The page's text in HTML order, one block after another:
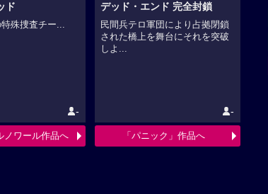
ド
殊捜査チー...
-
ノワール作品へ
デッド・エンド 完全封鎖
民間兵テロ軍団により占拠閉鎖
された橋上を舞台にそれを突破
しよ...
-
「パニック」作品へ